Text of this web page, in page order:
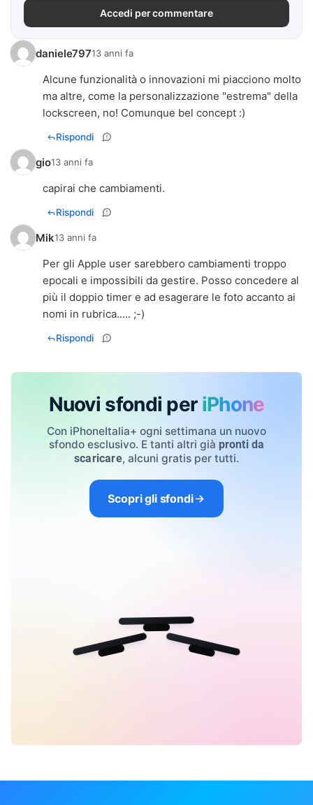
Accedi per commentare
daniele79713 anni fa
Alcune funzionalità o innovazioni mi piacciono molto
ma altre, come la personalizzazione "estrema" della
lockscreen, no! Comunque bel concept :)
Rispondi
gio13 anni fa
capirai che cambiamenti.
Rispondi
Mik13 anni fa
Per gli Apple user sarebbero cambiamenti troppo
epocali e impossibili da gestire. Posso concedere al
più il doppio timer e ad esagerare le foto accanto ai
nomi in rubrica..... ;-)
Rispondi
Nuovi sfondi per iPhone
Con iPhoneItalia+ ogni settimana un nuovo
sfondo esclusivo. E tanti altri già pronti da
scaricare, alcuni gratis per tutti.
Scopri gli sfondi